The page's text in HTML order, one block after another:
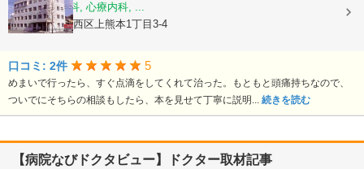
内科, 神経内科, 心療内科, ...
熊本県熊本市西区上熊本1丁目3-4
口コミ: 2件 5
めまいで行ったら、すぐ点滴をしてくれて治った。もともと頭痛持ちなので、
ついでにそちらの相談もしたら、本を見せて丁寧に説明... 続きを読む
【病院なびドクタビュー】ドクター取材記事